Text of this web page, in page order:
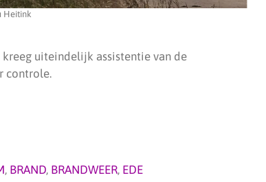
Heitink
uiteindelijk assistentie van de
controle.
, BRAND, BRANDWEER, EDE